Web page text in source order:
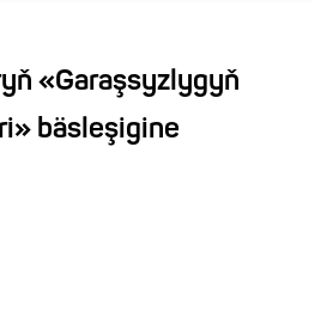
«Garaşsyzlygyň
bäsleşigine